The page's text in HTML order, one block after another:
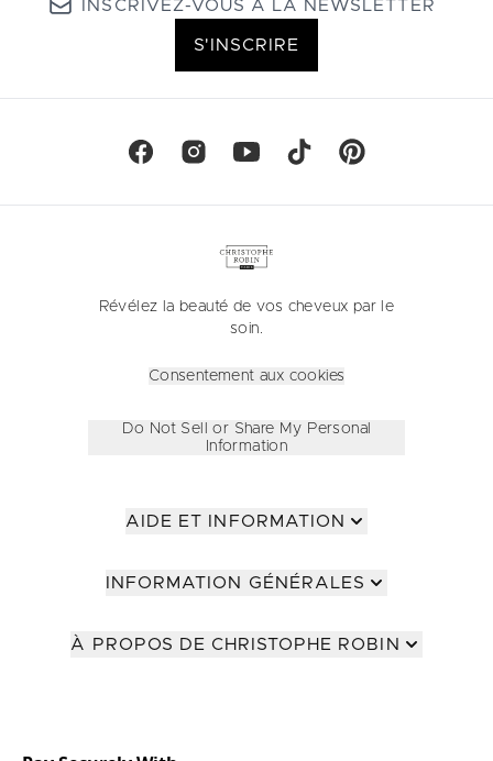
INSCRIVEZ-VOUS À LA NEWSLETTER
S'INSCRIRE
Révélez la beauté de vos cheveux par le
soin.
Consentement aux cookies
Do Not Sell or Share My Personal
Information
AIDE ET INFORMATION
INFORMATION GÉNÉRALES
À PROPOS DE CHRISTOPHE ROBIN